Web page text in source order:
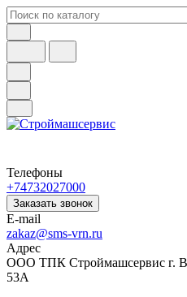
Телефоны
+74732027000
Заказать звонок
E-mail
zakaz@sms-vrn.ru
Адрес
ООО ТПК Строймашсервис г.
53А